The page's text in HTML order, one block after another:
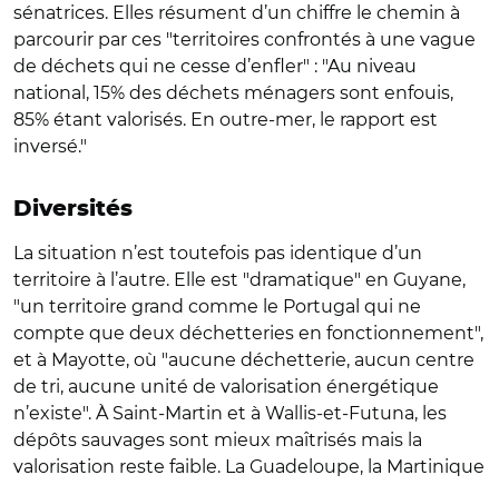
sénatrices. Elles résument d’un chiffre le chemin à
parcourir par ces "territoires confrontés à une vague
de déchets qui ne cesse d’enfler" : "Au niveau
national, 15% des déchets ménagers sont enfouis,
85% étant valorisés. En outre-mer, le rapport est
inversé."
Diversités
La situation n’est toutefois pas identique d’un
territoire à l’autre. Elle est "dramatique" en Guyane,
"un territoire grand comme le Portugal qui ne
compte que deux déchetteries en fonctionnement",
et à Mayotte, où "aucune déchetterie, aucun centre
de tri, aucune unité de valorisation énergétique
n’existe". À Saint-Martin et à Wallis-et-Futuna, les
dépôts sauvages sont mieux maîtrisés mais la
valorisation reste faible. La Guadeloupe, la Martinique